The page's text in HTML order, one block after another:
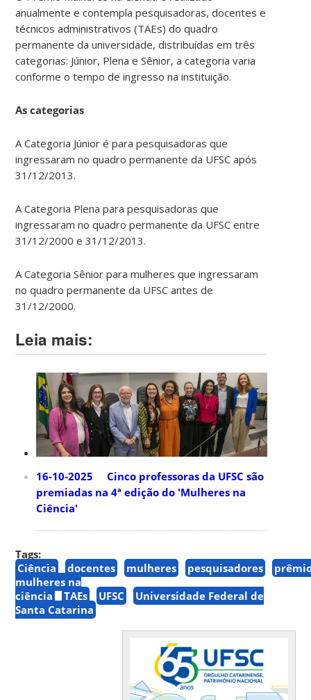
anualmente e contempla pesquisadoras, docentes e
técnicos administrativos (TAEs) do quadro
permanente da universidade, distribuídas em três
categorias: Júnior, Plena e Sênior, a categoria varia
conforme o tempo de ingresso na instituição.
As categorias
A Categoria Júnior é para pesquisadoras que
ingressaram no quadro permanente da UFSC após
31/12/2013.
A Categoria Plena para pesquisadoras que
ingressaram no quadro permanente da UFSC entre
31/12/2000 e 31/12/2013.
A Categoria Sênior para mulheres que ingressaram
no quadro permanente da UFSC antes de
31/12/2000.
Leia mais:
16-10-2025 Cinco professoras da UFSC são
premiadas na 4ª edição do 'Mulheres na
Ciência'
Tags:
Ciência
docentes mulheres pesquisadores
mulheres na
ciência
TAEs UFSC
Universidade Federal de
Santa Catarina